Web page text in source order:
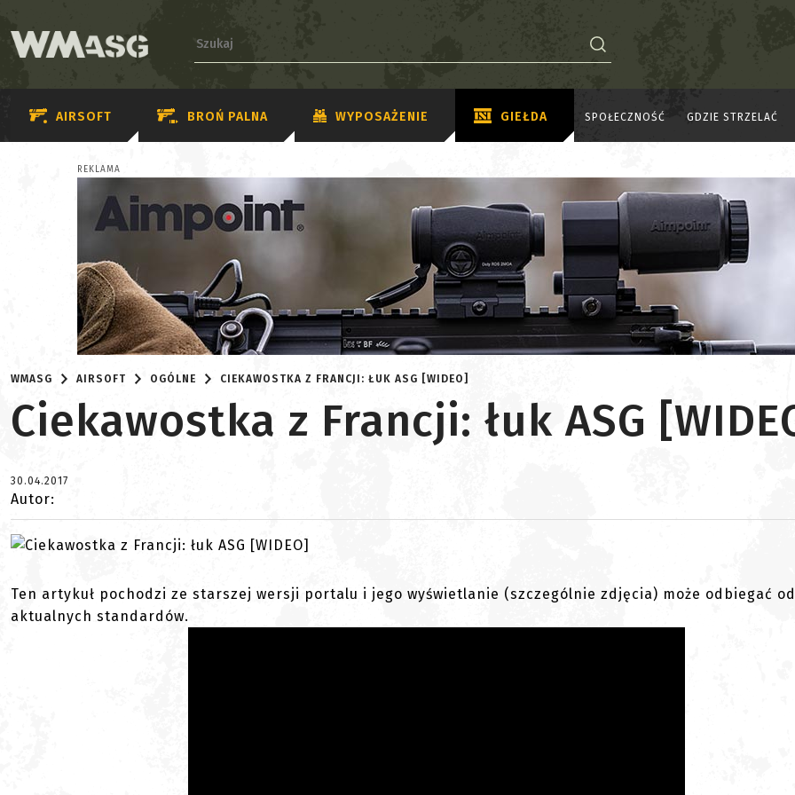
AIRSOFT BROŃ PALNA WYPOSAŻENIE GIEŁDA SPOŁECZNOŚĆ GDZIE STRZELAĆ
REKLAMA
WMASG AIRSOFT OGÓLNE CIEKAWOSTKA Z FRANCJI: ŁUK ASG [WIDEO]
Ciekawostka z Francji: łuk ASG
30.04.2017
Autor:
Ten artykuł pochodzi ze starszej wersji portalu i jego wyświetlanie (szczególnie zdjęcia) może odbiegać od
aktualnych standardów.